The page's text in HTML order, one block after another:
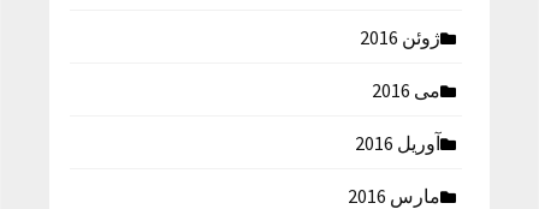
ژوئن 2016
می 2016
آوریل 2016
مارس 2016